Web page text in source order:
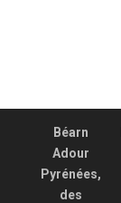
Béarn
Adour
Pyrénées,
des